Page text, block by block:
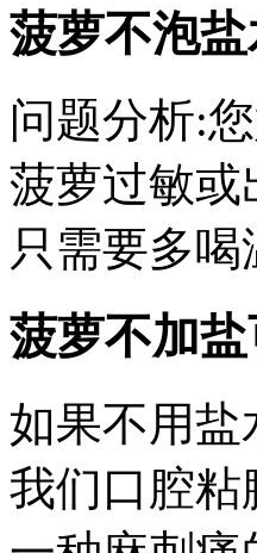
菠萝不泡
问题分析:
菠萝过敏或
只需要多
菠萝不加
如果不用盐
我们口腔粘